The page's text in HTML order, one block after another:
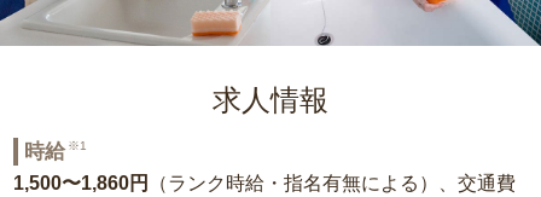
求人情報
時給 ※1
1,500〜1,860円
（ランク時給・指名有無による）、交通費